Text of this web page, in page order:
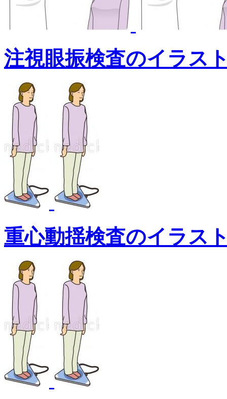
注視眼振検査のイラス
重心動揺検査のイラス